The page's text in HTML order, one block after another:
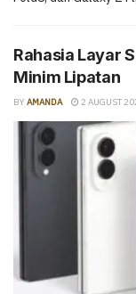
Rahasia Layar
Minim Lipatan
BY AMANDA 2 AUGUST